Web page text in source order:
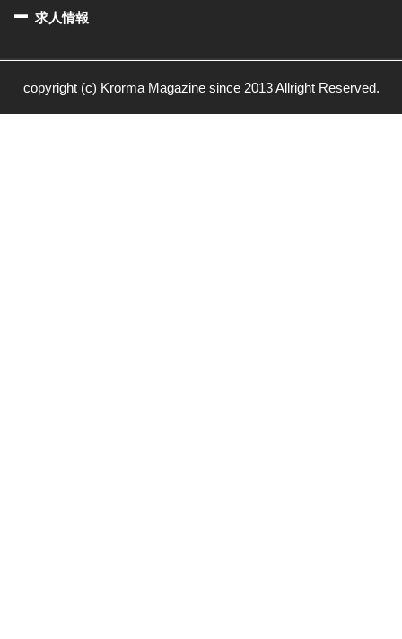
求人情報
copyright (c) Krorma Magazine since 2013 Allright Reserved.